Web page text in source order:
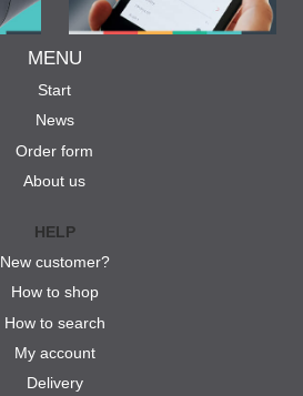
MENU
Start
News
Order form
About us
HELP
New customer?
How to shop
How to search
My account
Delivery